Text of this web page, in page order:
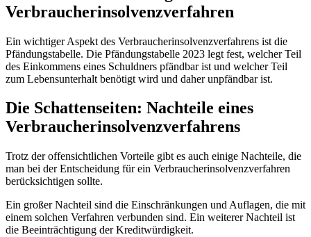
Verbraucherinsolvenzverfahren
Ein wichtiger Aspekt des Verbraucherinsolvenzverfahrens ist die
Pfändungstabelle. Die Pfändungstabelle 2023 legt fest, welcher Teil
des Einkommens eines Schuldners pfändbar ist und welcher Teil
zum Lebensunterhalt benötigt wird und daher unpfändbar ist.
Die Schattenseiten: Nachteile eines
Verbraucherinsolvenzverfahrens
Trotz der offensichtlichen Vorteile gibt es auch einige Nachteile, die
man bei der Entscheidung für ein Verbraucherinsolvenzverfahren
berücksichtigen sollte.
Ein großer Nachteil sind die Einschränkungen und Auflagen, die mit
einem solchen Verfahren verbunden sind. Ein weiterer Nachteil ist
die Beeinträchtigung der Kreditwürdigkeit.